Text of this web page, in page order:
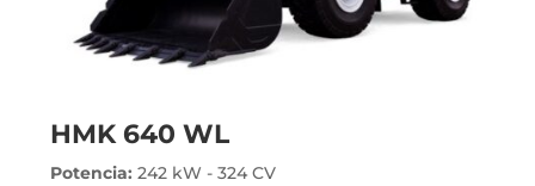
HMK 640 WL
Potencia: 242 kW - 324 CV